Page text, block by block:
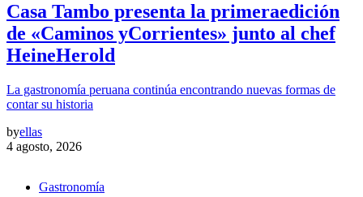
Casa Tambo presenta la primeraedición
de «Caminos yCorrientes» junto al chef
HeineHerold
La gastronomía peruana continúa encontrando nuevas formas de
contar su historia
byellas
4 agosto, 2026
Gastronomía